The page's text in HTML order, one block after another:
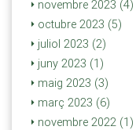
novembre 2023 (4)
octubre 2023 (5)
juliol 2023 (2)
juny 2023 (1)
maig 2023 (3)
març 2023 (6)
novembre 2022 (1)